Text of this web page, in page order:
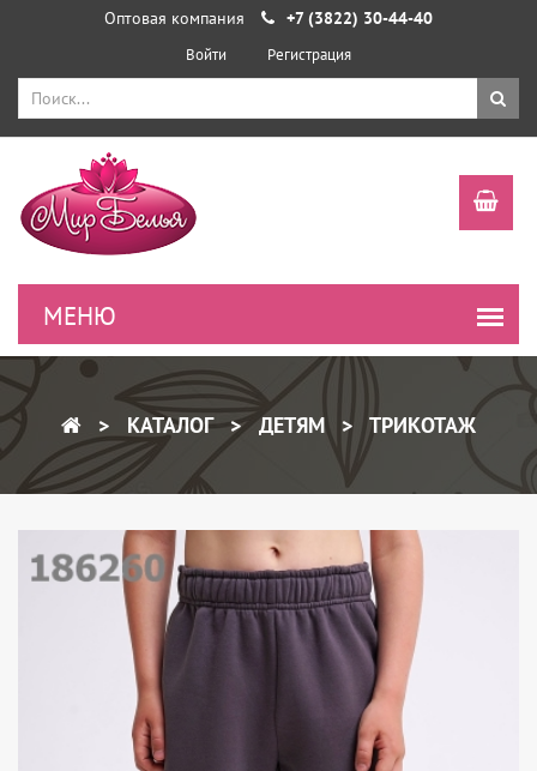
Оптовая компания +7 (3822) 30-44-40
Войти Регистрация
КАТАЛОГ ДЕТЯМ ТРИКОТАЖ